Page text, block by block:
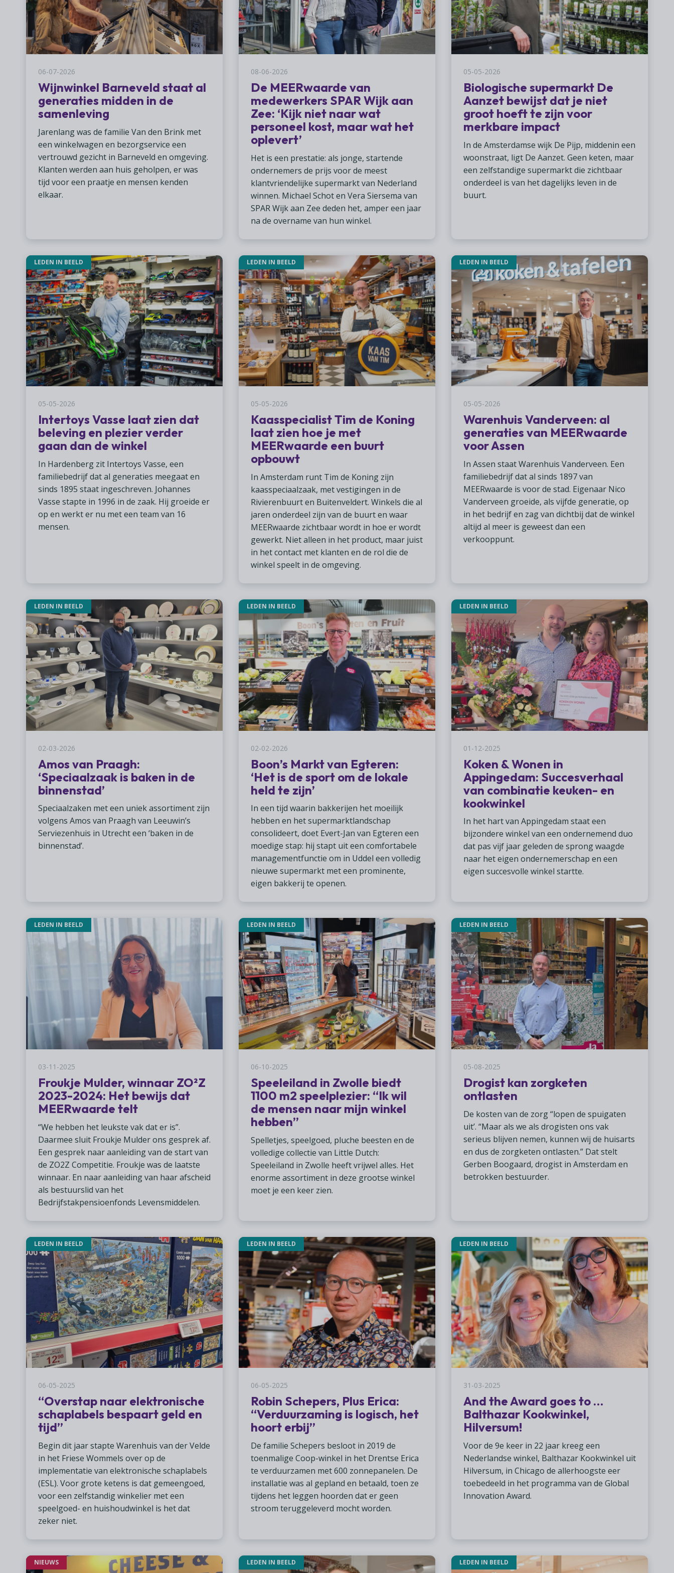
06-07-2026
Wijnwinkel Barneveld staat al
generaties ­midden in de
samenleving
Jarenlang was de familie Van den Brink met
een winkelwagen en bezorgservice een
vertrouwd gezicht in Barneveld en omgeving.
Klanten werden aan huis geholpen, er was
tijd voor een praatje en mensen kenden
elkaar.
08-06-2026
De MEERwaarde van
medewerkers SPAR Wijk aan
Zee: ‘Kijk niet naar wat
personeel kost, maar wat het
oplevert’
Het is een prestatie: als jonge, startende
ondernemers de prijs voor de meest
klantvriendelijke supermarkt van Nederland
winnen. Michael Schot en Vera Siersema van
SPAR Wijk aan Zee deden het, amper een jaar
na de overname van hun winkel.
05-05-2026
Biologische supermarkt De
Aanzet bewijst dat je niet
groot hoeft te zijn voor
merkbare impact
In de Amsterdamse wijk De Pijp, middenin een
woonstraat, ligt De Aanzet. Geen keten, maar
een zelfstandige supermarkt die zichtbaar
onderdeel is van het dagelijks leven in de
buurt.
LEDEN IN BEELD
05-05-2026
Intertoys Vasse laat zien dat
beleving en plezier verder
gaan dan de winkel
In Hardenberg zit Intertoys Vasse, een
familiebedrijf dat al generaties meegaat en
sinds 1895 staat ingeschreven. Johannes
Vasse stapte in 1996 in de zaak. Hij groeide er
op en werkt er nu met een team van 16
mensen.
LEDEN IN BEELD
05-05-2026
Kaasspecialist Tim de Koning
laat zien hoe je met
MEERwaarde een buurt
opbouwt
In Amsterdam runt Tim de Koning zijn
kaasspeciaalzaak, met vestigingen in de
Rivierenbuurt en Buitenveldert. Winkels die al
jaren onderdeel zijn van de buurt en waar
MEERwaarde zichtbaar wordt in hoe er wordt
gewerkt. Niet alleen in het product, maar juist
in het contact met klanten en de rol die de
winkel speelt in de omgeving.
LEDEN IN BEELD
05-05-2026
Warenhuis Vanderveen: al
generaties van MEERwaarde
voor Assen
In Assen staat Warenhuis Vanderveen. Een
familiebedrijf dat al sinds 1897 van
MEERwaarde is voor de stad. Eigenaar Nico
Vanderveen groeide, als vijfde generatie, op
in het bedrijf en zag van dichtbij dat de winkel
altijd al meer is geweest dan een
verkooppunt.
LEDEN IN BEELD
02-03-2026
Amos van Praagh:
‘Speciaalzaak is baken in de
binnenstad’
Speciaalzaken met een uniek assortiment zijn
volgens Amos van Praagh van Leeuwin’s
Serviezenhuis in Utrecht een ‘baken in de
binnenstad’.
LEDEN IN BEELD
02-02-2026
Boon’s Markt van Egteren:
‘Het is de sport om de lokale
held te zijn’
In een tijd waarin bakkerijen het moeilijk
hebben en het supermarktlandschap
consolideert, doet Evert-Jan van Egteren een
moedige stap: hij stapt uit een comfortabele
managementfunctie om in Uddel een volledig
nieuwe supermarkt met een prominente,
eigen bakkerij te openen.
LEDEN IN BEELD
01-12-2025
Koken & Wonen in
Appingedam: Succesverhaal
van combinatie keuken- en
kookwinkel
In het hart van Appingedam staat een
bijzondere winkel van een ondernemend duo
dat pas vijf jaar geleden de sprong waagde
naar het eigen ondernemerschap en een
eigen succesvolle winkel startte.
LEDEN IN BEELD
03-11-2025
Froukje Mulder, winnaar ZO²Z
2023-2024: Het bewijs dat
MEERwaarde telt
“We hebben het leukste vak dat er is”.
Daarmee sluit Froukje Mulder ons gesprek af.
Een gesprek naar aanleiding van de start van
de ZO2Z Competitie. Froukje was de laatste
winnaar. En naar aanleiding van haar afscheid
als bestuurslid van het
Bedrijfstakpensioenfonds Levensmiddelen.
LEDEN IN BEELD
06-10-2025
Speeleiland in Zwolle biedt
1100 m2 speelplezier: “Ik wil
de mensen naar mijn winkel
hebben”
Spelletjes, speelgoed, pluche beesten en de
volledige collectie van Little Dutch:
Speeleiland in Zwolle heeft vrijwel alles. Het
enorme assortiment in deze grootse winkel
moet je een keer zien.
LEDEN IN BEELD
05-08-2025
Drogist kan zorgketen
ontlasten
De kosten van de zorg “lopen de spuigaten
uit’. “Maar als we als drogisten ons vak
serieus blijven nemen, kunnen wij de huisarts
en dus de zorgketen ontlasten.” Dat stelt
Gerben Boogaard, drogist in Amsterdam en
betrokken bestuurder.
LEDEN IN BEELD
06-05-2025
“Overstap naar elektronische
schaplabels ­bespaart geld en
tijd”
Begin dit jaar stapte Warenhuis van der Velde
in het Friese Wommels over op de
implementatie van elektronische schaplabels
(ESL). Voor grote ketens is dat gemeengoed,
voor een zelfstandig winkelier met een
speelgoed- en huishoudwinkel is het dat
zeker niet.
LEDEN IN BEELD
06-05-2025
Robin Schepers, Plus Erica:
“Verduurzaming is logisch, het
hoort erbij”
De familie Schepers besloot in 2019 de
toenmalige Coop-winkel in het Drentse Erica
te verduurzamen met 600 zonnepanelen. De
installatie was al gepland en betaald, toen ze
tijdens het leggen hoorden dat er geen
stroom teruggeleverd mocht worden.
LEDEN IN BEELD
31-03-2025
And the Award goes to …
Balthazar Kookwinkel,
Hilversum!
Voor de 9e keer in 22 jaar kreeg een
Nederlandse winkel, Balthazar Kookwinkel uit
Hilversum, in Chicago de allerhoogste eer
toebedeeld in het programma van de Global
Innovation Award.
NIEUWS LEDEN IN BEELD LEDEN IN BEELD